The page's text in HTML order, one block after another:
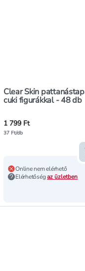
Clear Skin
cuki figurákkal - 48 db
1 799 Ft
37 Ft/db
Online nem elérhető
Elérhetőségaz üzletben